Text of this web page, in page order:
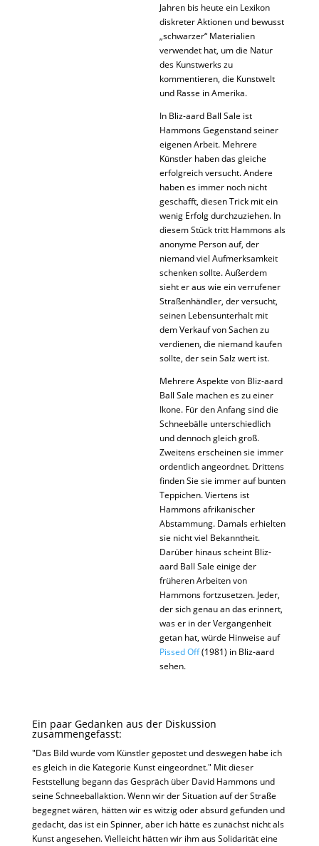
Jahren bis heute ein Lexikon
diskreter Aktionen und bewusst
„schwarzer“ Materialien
verwendet hat, um die Natur
des Kunstwerks zu
kommentieren, die Kunstwelt
und Rasse in Amerika.
In Bliz-aard Ball Sale ist
Hammons Gegenstand seiner
eigenen Arbeit. Mehrere
Künstler haben das gleiche
erfolgreich versucht. Andere
haben es immer noch nicht
geschafft, diesen Trick mit ein
wenig Erfolg durchzuziehen. In
diesem Stück tritt Hammons als
anonyme Person auf, der
niemand viel Aufmerksamkeit
schenken sollte. Außerdem
sieht er aus wie ein verrufener
Straßenhändler, der versucht,
seinen Lebensunterhalt mit
dem Verkauf von Sachen zu
verdienen, die niemand kaufen
sollte, der sein Salz wert ist.
Mehrere Aspekte von Bliz-aard
Ball Sale machen es zu einer
Ikone. Für den Anfang sind die
Schneebälle unterschiedlich
und dennoch gleich groß.
Zweitens erscheinen sie immer
ordentlich angeordnet. Drittens
finden Sie sie immer auf bunten
Teppichen. Viertens ist
Hammons afrikanischer
Abstammung. Damals erhielten
sie nicht viel Bekanntheit.
Darüber hinaus scheint Bliz-
aard Ball Sale einige der
früheren Arbeiten von
Hammons fortzusetzen. Jeder,
der sich genau an das erinnert,
was er in der Vergangenheit
getan hat, würde Hinweise auf
Pissed Off(1981) in Bliz-aard
sehen.
Ein paar Gedanken aus der Diskussion
zusammengefasst:
"Das Bild wurde vom Künstler gepostet und deswegen habe ich
es gleich in die Kategorie Kunst eingeordnet." Mit dieser
Feststellung begann das Gespräch über David Hammons und
seine Schneeballaktion. Wenn wir der Situation auf der Straße
begegnet wären, hätten wir es witzig oder absurd gefunden und
gedacht, das ist ein Spinner, aber ich hätte es zunächst nicht als
Kunst angesehen. Vielleicht hätten wir ihm aus Solidarität eine